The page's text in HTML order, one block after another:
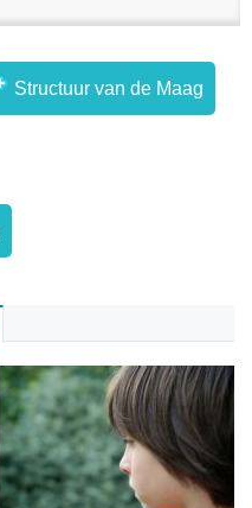
Structuur van de Maag